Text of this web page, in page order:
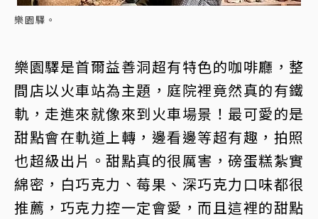
樂園驛。
樂園驛是首爾益善洞超有特色的咖啡廳，整
間店以火車站為主題，庭院裡竟然真的有鐵
軌，走進來就像來到火車場景！最可愛的是
甜點會在軌道上轉，邊看邊等超有趣，拍照
也超級出片。甜點真的很厲害，磅蛋糕紮實
綿密，白巧克力、莓果、深巧克力口味都很
推薦，巧克力控一定會愛，而且這裡的甜點